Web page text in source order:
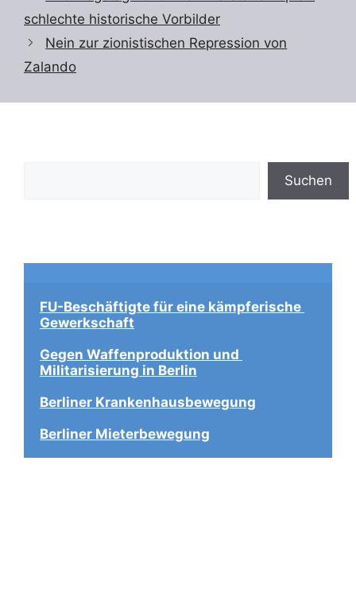
schlechte historische Vorbilder
Nein zur zionistischen Repression von
Zalando
Suchen
FU-Beschäftigte für eine kämpferische
Gewerkschaft
Gegen Waffenproduktion und
Militarisierung in Berlin
Berliner Krankenhausbewegung
Berliner Mieterbewegung